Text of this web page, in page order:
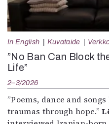
In English Kuvataide
”No Ban Can Block
Life”
2–3/2026
”Poems, dance and
traumas through hope.”